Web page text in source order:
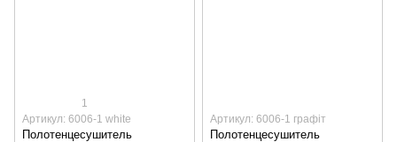
1
Артикул: 6006-1 white
Полотенцесушитель
Артикул: 6006-1 графіт
Полотенцесушитель